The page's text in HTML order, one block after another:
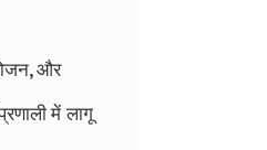
और
में लागू